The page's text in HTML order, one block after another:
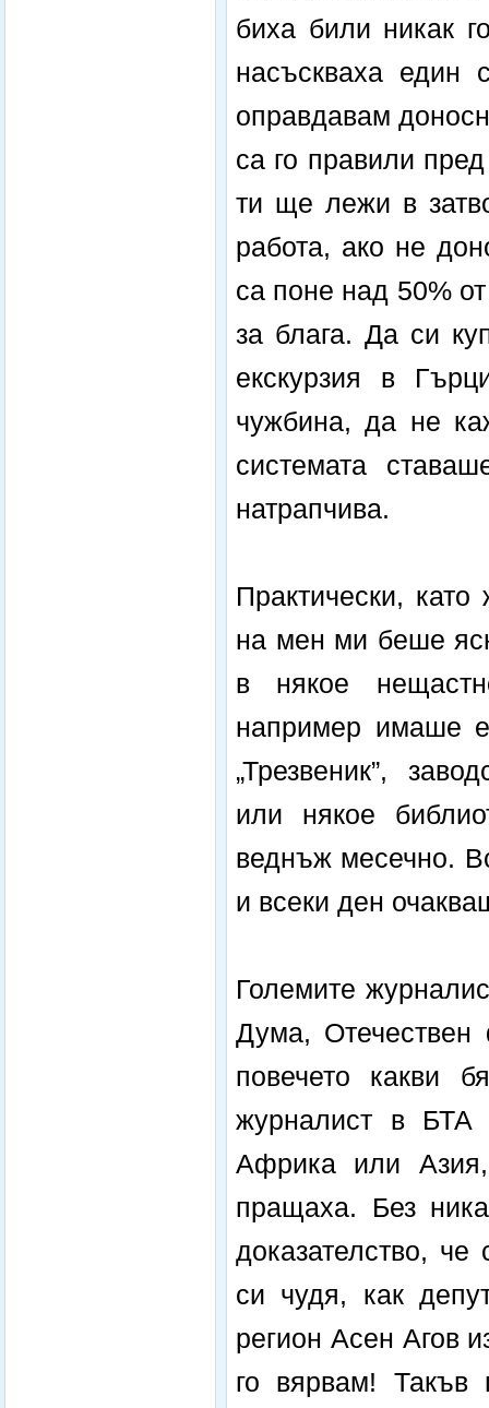
биха били никак
насъскваха един
оправдавам
са го правили
ти ще лежи в
работа, ако не
са поне над 50%
за блага. Да си
екскурзия в
чужбина, да не
системата
натрапчива.
Практически,
на мен ми беше
в някое
например имаше
„Трезвеник”,
или някое
веднъж месечно.
и всеки ден
Големите
Дума,
повечето какви
журналист в БТА
Африка или
пращаха. Без
доказателство,
си чудя, как
регион Асен Агов
го вярвам!